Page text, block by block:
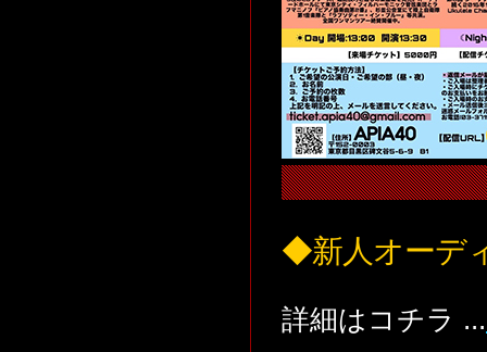
◆新人オーデ
詳細はコチラ ...